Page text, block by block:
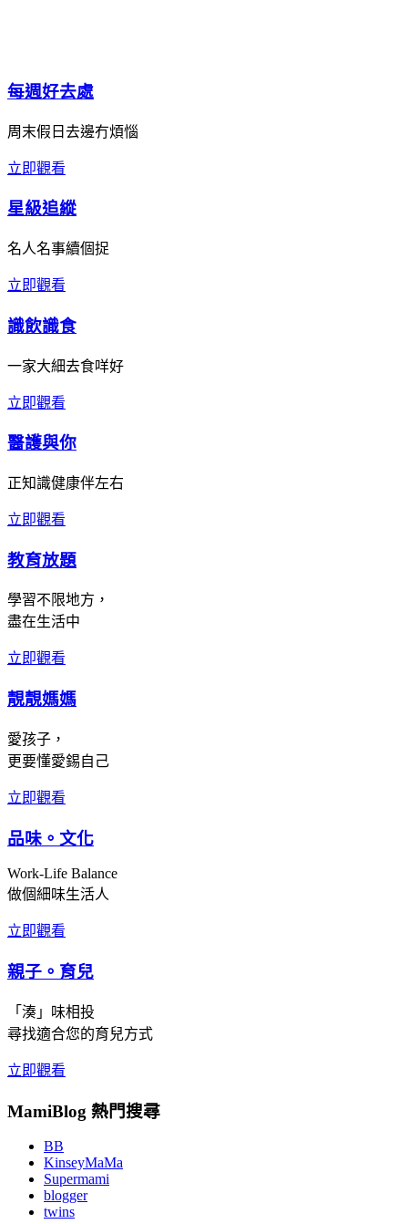
每週好去處
周末假日去邊冇煩惱
立即觀看
星級追縱
名人名事續個捉
立即觀看
識飲識食
一家大細去食咩好
立即觀看
醫護與你
正知識健康伴左右
立即觀看
教育放題
學習不限地方，
盡在生活中
立即觀看
靚靚媽媽
愛孩子，
更要懂愛錫自己
立即觀看
品味。文化
Work-Life Balance
做個細味生活人
立即觀看
親子。育兒
「湊」味相投
尋找適合您的育兒方式
立即觀看
MamiBlog 熱門搜尋
BB
KinseyMaMa
Supermami
blogger
twins